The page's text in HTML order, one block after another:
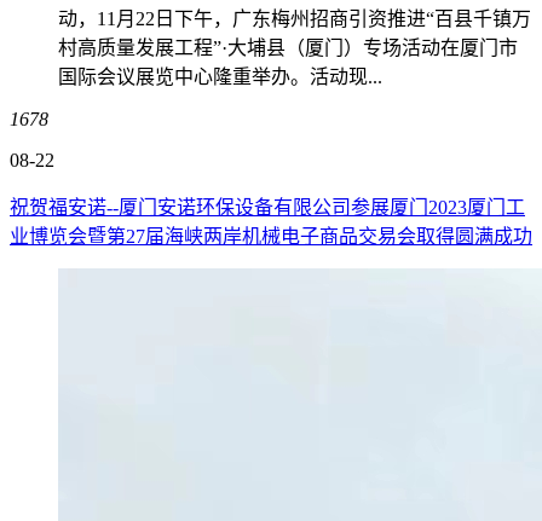
动，11月22日下午，广东梅州招商引资推进“百县千镇万
村高质量发展工程”·大埔县（厦门）专场活动在厦门市
国际会议展览中心隆重举办。活动现...
1678
08-22
祝贺福安诺--厦门安诺环保设备有限公司参展厦门2023厦门工
业博览会暨第27届海峡两岸机械电子商品交易会取得圆满成功